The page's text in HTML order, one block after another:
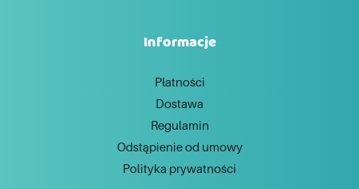
Informacje
Płatności
Dostawa
Regulamin
Odstąpienie od umowy
Polityka prywatności